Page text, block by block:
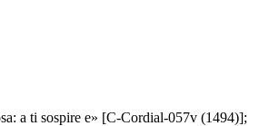
a ti sospire e» [C-Cordial-057v (1494)];